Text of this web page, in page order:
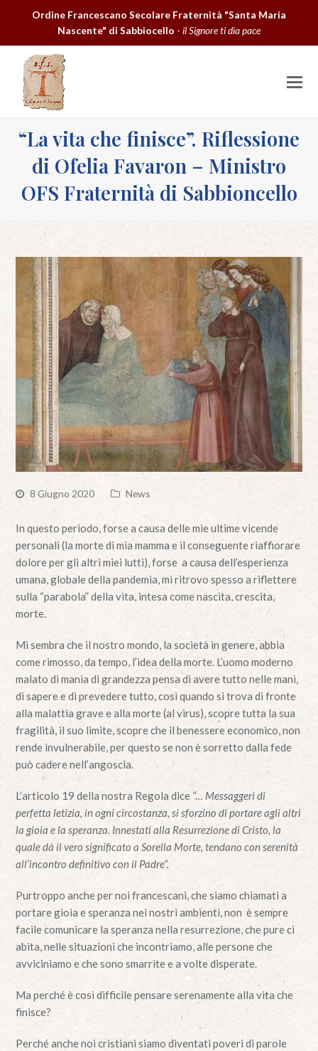
Ordine Francescano Secolare Fraternità "Santa Maria
Nascente" di Sabbiocello - il Signore ti dia pace
“La vita che finisce”. Riflessione
di Ofelia Favaron – Ministro
OFS Fraternità di Sabbioncello
8 Giugno 2020 News
In questo periodo, forse a causa delle mie ultime vicende
personali (la morte di mia mamma e il conseguente riaffiorare
dolore per gli altri miei lutti), forse a causa dell’esperienza
umana, globale della pandemia, mi ritrovo spesso a riflettere
sulla “parabola” della vita, intesa come nascita, crescita,
morte.
Mi sembra che il nostro mondo, la società in genere, abbia
come rimosso, da tempo, l’idea della morte. L’uomo moderno
malato di mania di grandezza pensa di avere tutto nelle mani,
di sapere e di prevedere tutto, così quando si trova di fronte
alla malattia grave e alla morte (al virus), scopre tutta la sua
fragilità, il suo limite, scopre che il benessere economico, non
rende invulnerabile, per questo se non è sorretto dalla fede
può cadere nell’angoscia.
L’articolo 19 della nostra Regola dice “… Messaggeri di
perfetta letizia, in ogni circostanza, si sforzino di portare agli altri
la gioia e la speranza. Innestati alla Resurrezione di Cristo, la
quale dà il vero significato a Sorella Morte, tendano con serenità
all’incontro definitivo con il Padre”.
Purtroppo anche per noi francescani, che siamo chiamati a
portare gioia e speranza nei nostri ambienti, non è sempre
facile comunicare la speranza nella resurrezione, che pure ci
abita, nelle situazioni che incontriamo, alle persone che
avviciniamo e che sono smarrite e a volte disperate.
Ma perché è così difficile pensare serenamente alla vita che
finisce?
Perché anche noi cristiani siamo diventati poveri di parole